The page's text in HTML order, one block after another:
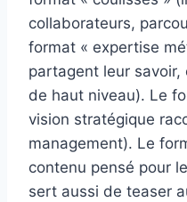
collaborateurs,
format « expertise
partagent leur
de haut niveau). Le
vision stratégique
management). Le
contenu pensé pour
sert aussi de teaser